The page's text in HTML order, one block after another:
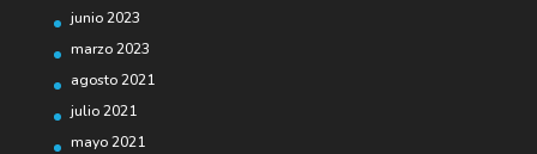
junio 2023
marzo 2023
agosto 2021
julio 2021
mayo 2021